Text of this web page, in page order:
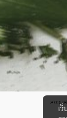
สงวน
เ